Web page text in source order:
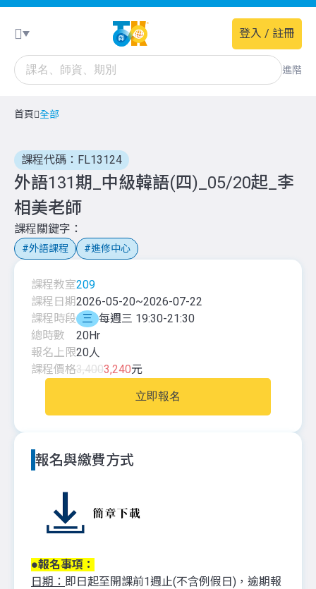
進階
登入 / 註冊
首頁 全部
課程代碼：FL13124
外語131期_中級韓語(四)_05/20起_李
相美老師
課程關鍵字
外語課程 進修中心
課程教室209
課程日期2026-05-20~2026-07-22
課程時段 三 每週三 19:30-21:30
總時數
20Hr
報名上限20人
課程價格3,4003,240元
立即報名
報名與繳費方式
●報名事項：
日期： 即日起至開課前1週止(不含例假日)，逾期報